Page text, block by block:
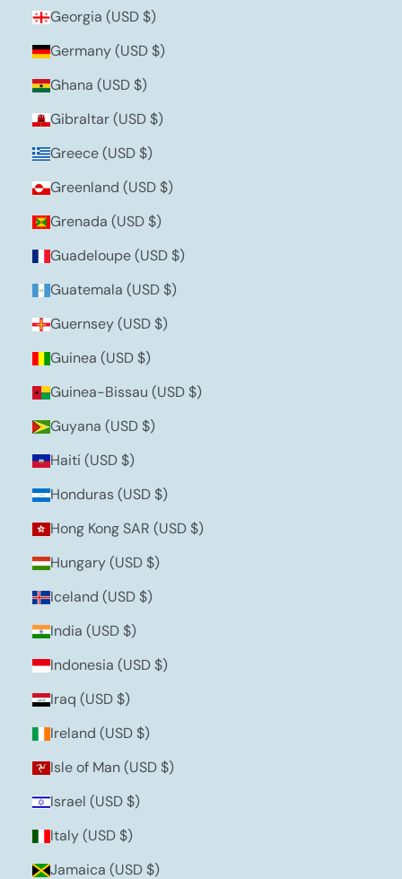
Georgia (USD $)
Germany (USD $)
Ghana (USD $)
Gibraltar (USD $)
Greece (USD $)
Greenland (USD $)
Grenada (USD $)
Guadeloupe (USD $)
Guatemala (USD $)
Guernsey (USD $)
Guinea (USD $)
Guinea-Bissau (USD $)
Guyana (USD $)
Haiti (USD $)
Honduras (USD $)
Hong Kong SAR (USD $)
Hungary (USD $)
Iceland (USD $)
India (USD $)
Indonesia (USD $)
Iraq (USD $)
Ireland (USD $)
Isle of Man (USD $)
Israel (USD $)
Italy (USD $)
Jamaica (USD $)